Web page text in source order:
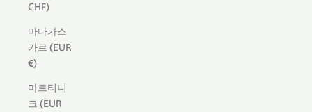
CHF)
마다가스
카르 (EUR
€)
마르티니
크 (EUR